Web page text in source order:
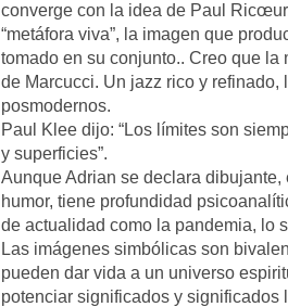
converge con la idea de Paul
“metáfora viva”, la imagen que
tomado en su conjunto.. Creo que
de Marcucci. Un jazz rico y
posmodernos.
Paul Klee dijo: “Los límites son
y superficies”.
Aunque Adrian se declara
humor, tiene profundidad
de actualidad como la pandemia, lo
Las imágenes simbólicas son
pueden dar vida a un universo
potenciar significados y significados